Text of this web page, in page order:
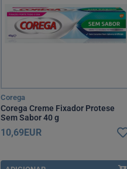
Corega
Corega Creme Fixador Protese
Sem Sabor 40 g
10,69EUR